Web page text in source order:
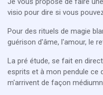
visio pour dire si vous
Pour des rituels de magie
guérison d'âme, l'amour, le
La pré étude, se fait en
esprits et à mon pendule ce
m'arrivent de façon